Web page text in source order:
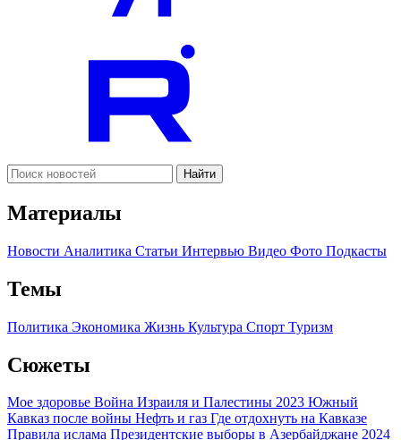
Найти
Материалы
Новости Аналитика Статьи Интервью Видео Фото Подкасты
Темы
Политика Экономика Жизнь Культура Спорт Туризм
Сюжеты
Мое здоровье Война Израиля и Палестины 2023 Южный
Кавказ после войны Нефть и газ Где отдохнуть на Кавказе
Правила ислама Президентские выборы в Азербайджане 2024